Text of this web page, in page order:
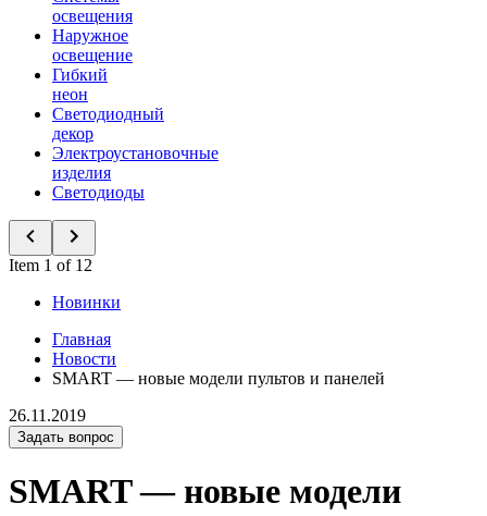
освещения
Наружное
освещение
Гибкий
неон
Светодиодный
декор
Электроустановочные
изделия
Светодиоды
Item 1 of 12
Новинки
Главная
Новости
SMART — новые модели пультов и панелей
26.11.2019
Задать вопрос
SMART — новые модели